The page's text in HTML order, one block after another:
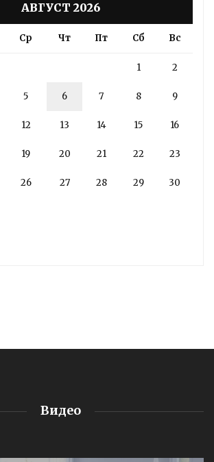
АВГУСТ 2026
Ср Чт Пт Сб Вс
1 2
5 6 7 8 9
12 13 14 15 16
19 20 21 22 23
26 27 28 29 30
Видео